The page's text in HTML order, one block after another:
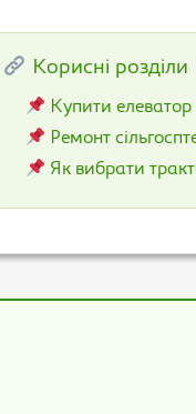
Корисні розділи
Купити елеватор
Ремонт
Як вибрати